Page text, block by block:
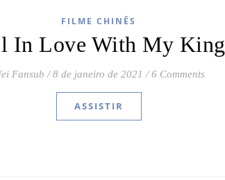
FILME CHINÊS
In Love With My King
Fansub / 8 de janeiro de 2021 / 6 Comments
ASSISTIR